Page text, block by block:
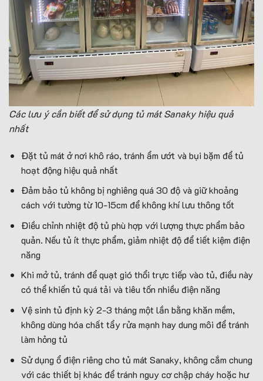
Các lưu ý cần biết để sử dụng tủ mát Sanaky hiệu quả
nhất
Đặt tủ mát ở nơi khô ráo, tránh ẩm ướt và bụi bặm để tủ
hoạt động hiệu quả nhất
Đảm bảo tủ không bị nghiêng quá 30 độ và giữ khoảng
cách với tường từ 10-15cm để không khí lưu thông tốt
Điều chỉnh nhiệt độ tủ phù hợp với lượng thực phẩm bảo
quản. Nếu tủ ít thực phẩm, giảm nhiệt độ để tiết kiệm điện
năng
Khi mở tủ, tránh để quạt gió thổi trực tiếp vào tủ, điều này
có thể khiến tủ quá tải và tiêu tốn nhiều điện năng
Vệ sinh tủ định kỳ 2-3 tháng một lần bằng khăn mềm,
không dùng hóa chất tẩy rửa mạnh hay dung môi để tránh
làm hỏng tủ
Sử dụng ổ điện riêng cho tủ mát Sanaky, không cắm chung
với các thiết bị khác để tránh nguy cơ chập cháy hoặc hư